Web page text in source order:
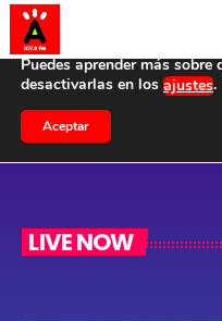
LIVE NOW
Utilizamos cookies para
nuestra web.
Puedes aprender más
desactivarlas en los ajustes.
Aceptar